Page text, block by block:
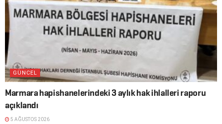
GÜNCEL
Marmara hapishanelerindeki 3 aylık hak ihlalleri raporu
açıklandı
5 AĞUSTOS 2026